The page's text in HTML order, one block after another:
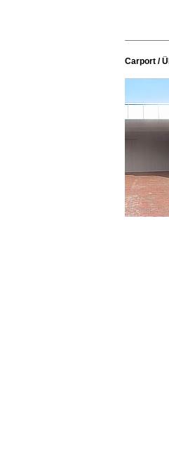
Carport /